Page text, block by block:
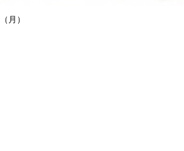
月）